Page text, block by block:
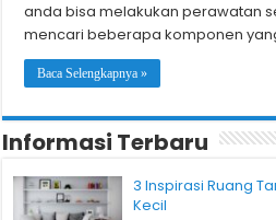
anda bisa melakukan perawatan
mencari beberapa komponen
Baca Selengkapnya »
Informasi Terbaru
3 Inspirasi Ruang
Kecil